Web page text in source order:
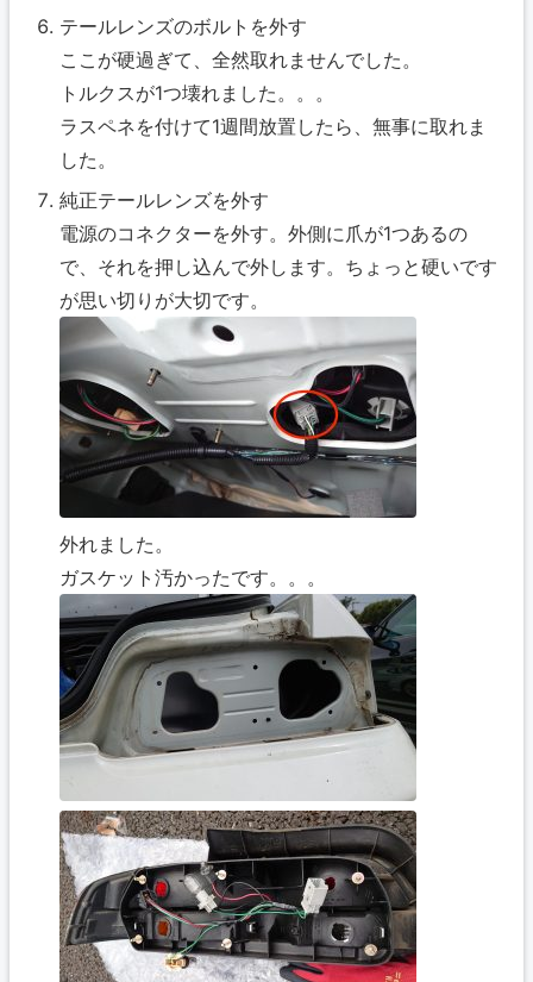
テールレンズのボルトを外す
ここが硬過ぎて、全然取れませんでした。
トルクスが1つ壊れました。。。
ラスペネを付けて1週間放置したら、無事に取れま
した。
純正テールレンズを外す
電源のコネクターを外す。外側に爪が1つあるの
で、それを押し込んで外します。ちょっと硬いです
が思い切りが大切です。
外れました。
ガスケット汚かったです。。。